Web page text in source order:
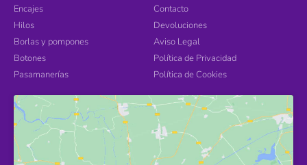
Encajes
Hilos
Borlas y pompones
Botones
Pasamanerías
Contacto
Devoluciones
Aviso Legal
Política de Privacidad
Política de Cookies